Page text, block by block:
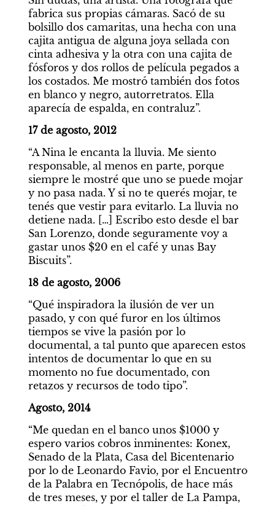
fabrica sus propias cámaras. Sacó de su
bolsillo dos camaritas, una hecha con una
cajita antigua de alguna joya sellada con
cinta adhesiva y la otra con una cajita de
fósforos y dos rollos de película pegados a
los costados. Me mostró también dos fotos
en blanco y negro, autorretratos. Ella
aparecía de espalda, en contraluz”.
17 de agosto, 2012
“A Nina le encanta la lluvia. Me siento
responsable, al menos en parte, porque
siempre le mostré que uno se puede mojar
y no pasa nada. Y si no te querés mojar, te
tenés que vestir para evitarlo. La lluvia no
detiene nada. […] Escribo esto desde el bar
San Lorenzo, donde seguramente voy a
gastar unos $20 en el café y unas Bay
Biscuits”.
18 de agosto, 2006
“Qué inspiradora la ilusión de ver un
pasado, y con qué furor en los últimos
tiempos se vive la pasión por lo
documental, a tal punto que aparecen estos
intentos de documentar lo que en su
momento no fue documentado, con
retazos y recursos de todo tipo”.
Agosto, 2014
“Me quedan en el banco unos $1000 y
espero varios cobros inminentes: Konex,
Senado de la Plata, Casa del Bicentenario
por lo de Leonardo Favio, por el Encuentro
de la Palabra en Tecnópolis, de hace más
de tres meses, y por el taller de La Pampa,